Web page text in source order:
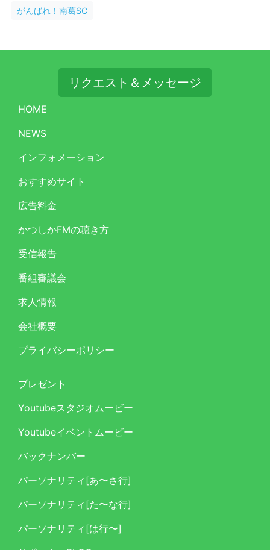
がんばれ！南葛SC
リクエスト＆メッセージ
HOME
NEWS
インフォメーション
おすすめサイト
広告料金
かつしかFMの聴き方
受信報告
番組審議会
求人情報
会社概要
プライバシーポリシー
プレゼント
Youtubeスタジオムービー
Youtubeイベントムービー
バックナンバー
パーソナリティ[あ〜さ行]
パーソナリティ[た〜な行]
パーソナリティ[は行〜]